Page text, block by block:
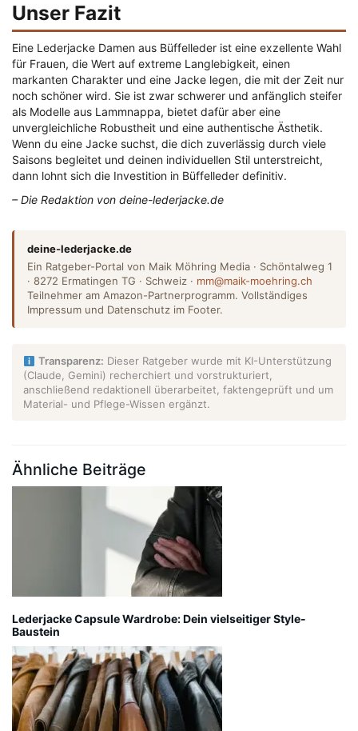
Unser Fazit
Eine Lederjacke Damen aus Büffelleder ist eine exzellente Wahl
für Frauen, die Wert auf extreme Langlebigkeit, einen
markanten Charakter und eine Jacke legen, die mit der Zeit nur
noch schöner wird. Sie ist zwar schwerer und anfänglich steifer
als Modelle aus Lammnappa, bietet dafür aber eine
unvergleichliche Robustheit und eine authentische Ästhetik.
Wenn du eine Jacke suchst, die dich zuverlässig durch viele
Saisons begleitet und deinen individuellen Stil unterstreicht,
dann lohnt sich die Investition in Büffelleder definitiv.
– Die Redaktion von deine-lederjacke.de
deine-lederjacke.de
Ein Ratgeber-Portal von Maik Möhring Media · Schöntalweg 1
· 8272 Ermatingen TG · Schweiz · mm@maik-moehring.ch
Teilnehmer am Amazon-Partnerprogramm. Vollständiges
Impressum und Datenschutz im Footer.
Transparenz: Dieser Ratgeber wurde mit KI-Unterstützung
(Claude, Gemini) recherchiert und vorstrukturiert,
anschließend redaktionell überarbeitet, faktengeprüft und um
Material- und Pflege-Wissen ergänzt.
Ähnliche Beiträge
Lederjacke Capsule Wardrobe: Dein vielseitiger Style-
Baustein